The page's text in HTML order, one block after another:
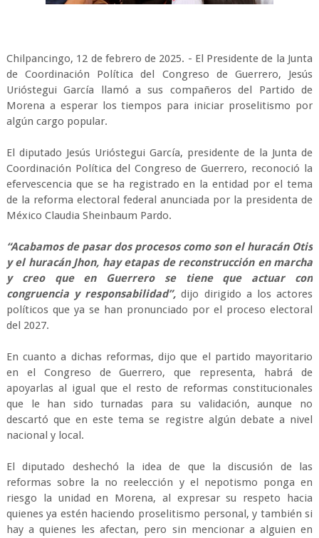
Chilpancingo, 12 de febrero de 2025. - El Presidente de la Junta
de Coordinación Política del Congreso de Guerrero, Jesús
Urióstegui García llamó a sus compañeros del Partido de
Morena a esperar los tiempos para iniciar proselitismo por
algún cargo popular.
El diputado Jesús Urióstegui García, presidente de la Junta de
Coordinación Política del Congreso de Guerrero, reconoció la
efervescencia que se ha registrado en la entidad por el tema
de la reforma electoral federal anunciada por la presidenta de
México Claudia Sheinbaum Pardo.
“Acabamos de pasar dos procesos como son el huracán Otis
y el huracán Jhon, hay etapas de reconstrucción en marcha
y creo que en Guerrero se tiene que actuar con
congruencia y responsabilidad”, dijo dirigido a los actores
políticos que ya se han pronunciado por el proceso electoral
del 2027.
En cuanto a dichas reformas, dijo que el partido mayoritario
en el Congreso de Guerrero, que representa, habrá de
apoyarlas al igual que el resto de reformas constitucionales
que le han sido turnadas para su validación, aunque no
descartó que en este tema se registre algún debate a nivel
nacional y local.
El diputado deshechó la idea de que la discusión de las
reformas sobre la no reelección y el nepotismo ponga en
riesgo la unidad en Morena, al expresar su respeto hacia
quienes ya estén haciendo proselitismo personal, y también si
hay a quienes les afectan, pero sin mencionar a alguien en